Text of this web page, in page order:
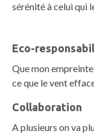
sérénité à celui qui
Eco-
Que mon
ce que le vent
Collaboration
A plusieurs on va